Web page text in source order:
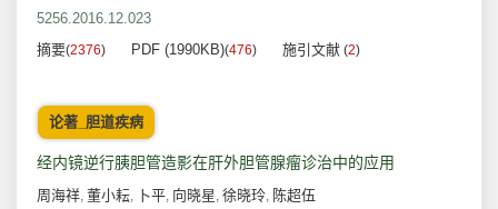
5256.2016.12.023
摘要(2376) PDF (1990KB)(476) 施引文献 (2)
论著_胆道疾病
经内镜逆行胰胆管造影在肝外胆管腺瘤诊治中的应用
周海祥, 董小耘, 卜平, 向晓星, 徐晓玲, 陈超伍